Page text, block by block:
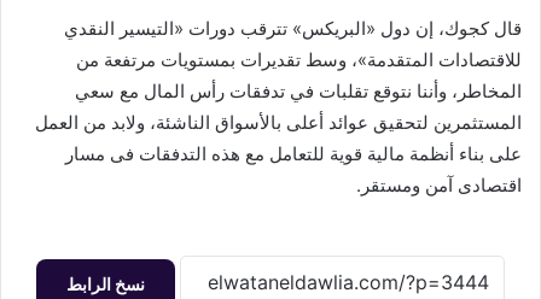
قال كجوك، إن دول «البريكس» تترقب دورات «التيسير النقدي
للاقتصادات المتقدمة»، وسط تقديرات بمستويات مرتفعة من
المخاطر، وأننا نتوقع تقلبات في تدفقات رأس المال مع سعي
المستثمرين لتحقيق عوائد أعلى بالأسواق الناشئة، ولابد من العمل
على بناء أنظمة مالية قوية للتعامل مع هذه التدفقات فى مسار
اقتصادى آمن ومستقر.
نسخ الرابط